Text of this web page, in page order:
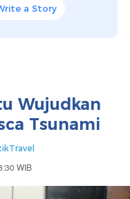
a Story
Wujudkan
Tsunami
WIB